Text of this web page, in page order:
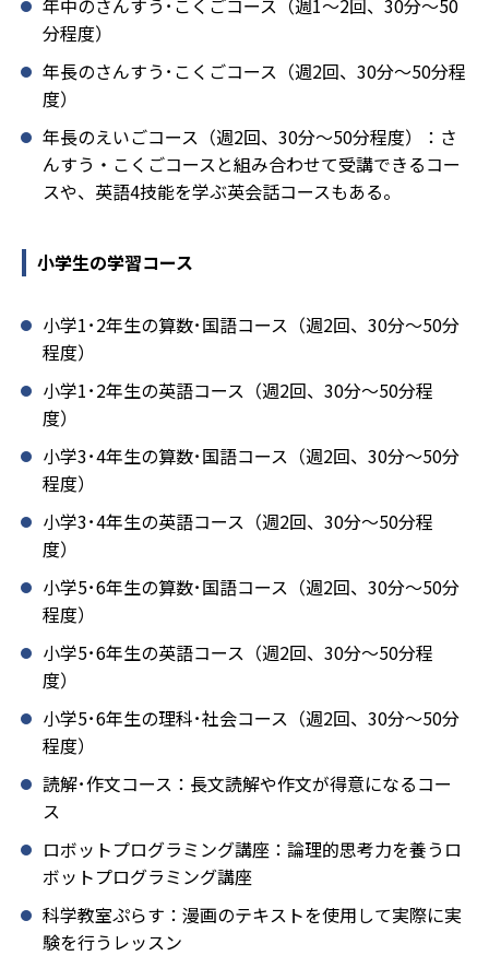
分程度）
年長のさんすう･こくごコース（週2回、30分～50分程
度）
年長のえいごコース（週2回、30分～50分程度）：さ
んすう・こくごコースと組み合わせて受講できるコー
スや、英語4技能を学ぶ英会話コースもある。
小学生の学習コース
小学1･2年生の算数･国語コース（週2回、30分～50分
程度）
小学1･2年生の英語コース（週2回、30分～50分程
度）
小学3･4年生の算数･国語コース（週2回、30分～50分
程度）
小学3･4年生の英語コース（週2回、30分～50分程
度）
小学5･6年生の算数･国語コース（週2回、30分～50分
程度）
小学5･6年生の英語コース（週2回、30分～50分程
度）
小学5･6年生の理科･社会コース（週2回、30分～50分
程度）
読解･作文コース：長文読解や作文が得意になるコー
ス
ロボットプログラミング講座：論理的思考力を養うロ
ボットプログラミング講座
科学教室ぷらす：漫画のテキストを使用して実際に実
験を行うレッスン